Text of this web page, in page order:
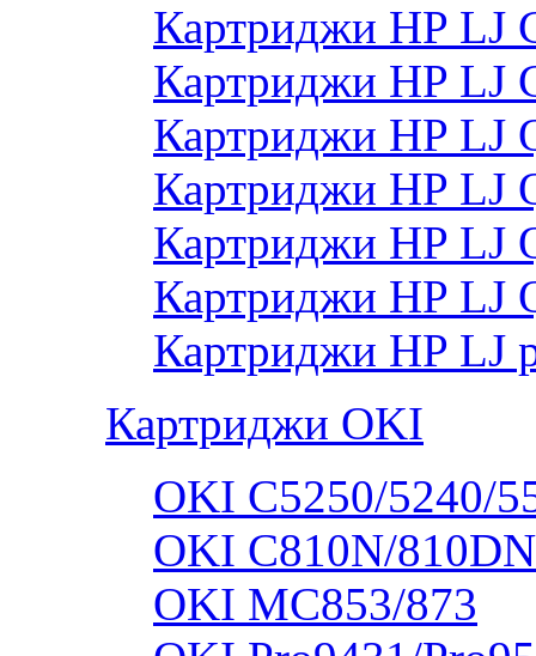
Картриджи HP LJ
Картриджи HP LJ
Картриджи HP LJ
Картриджи HP LJ
Картриджи HP LJ
Картриджи HP LJ
Картриджи HP LJ
Картриджи OKI
OKI C5250/5240/
OKI C810N/
OKI MC853/873